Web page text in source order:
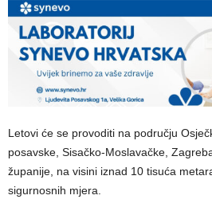
Letovi će se provoditi na području
posavske, Sisačko-Moslavačke,
županije, na visini iznad 10 tisuća
sigurnosnih mjera.